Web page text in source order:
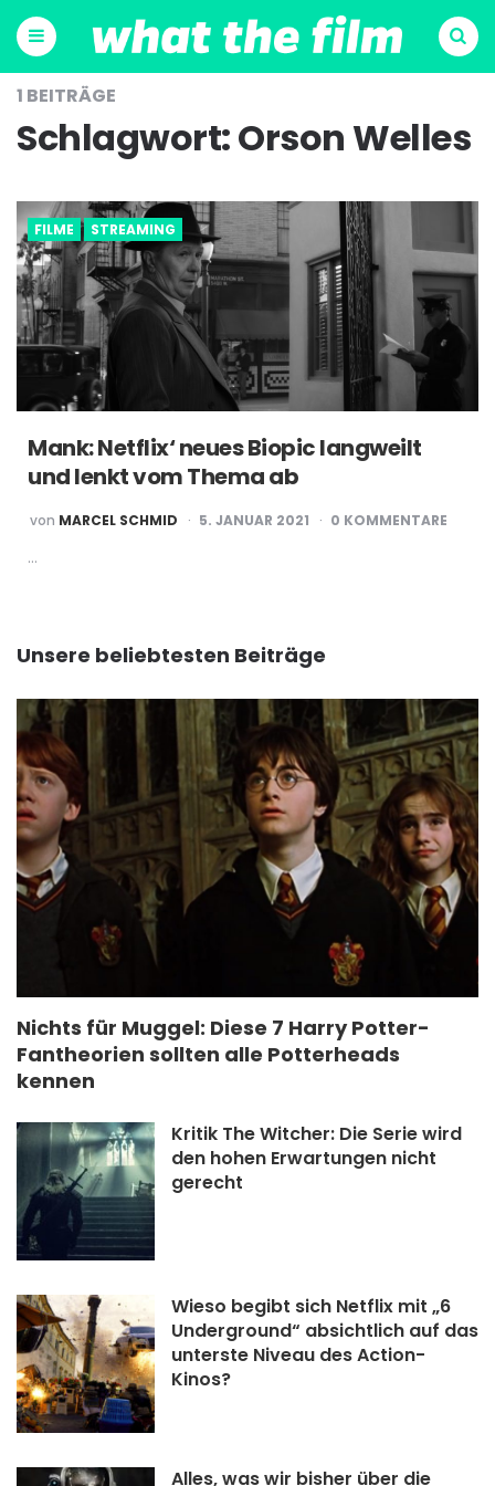
Menu
Suchen
1 BEITRÄGE
Schlagwort:Orson Welles
FILME STREAMING
Mank: Netflix‘ neues Biopic langweilt
und lenkt vom Thema ab
POSTED
BY
von MARCEL SCHMID 5. JANUAR 2021 0 KOMMENTARE
…
Unsere beliebtesten Beiträge
Nichts für Muggel: Diese 7 Harry Potter-
Fantheorien sollten alle Potterheads
kennen
Kritik The Witcher: Die Serie wird
den hohen Erwartungen nicht
gerecht
Wieso begibt sich Netflix mit „6
Underground“ absichtlich auf das
unterste Niveau des Action-
Kinos?
Alles, was wir bisher über die